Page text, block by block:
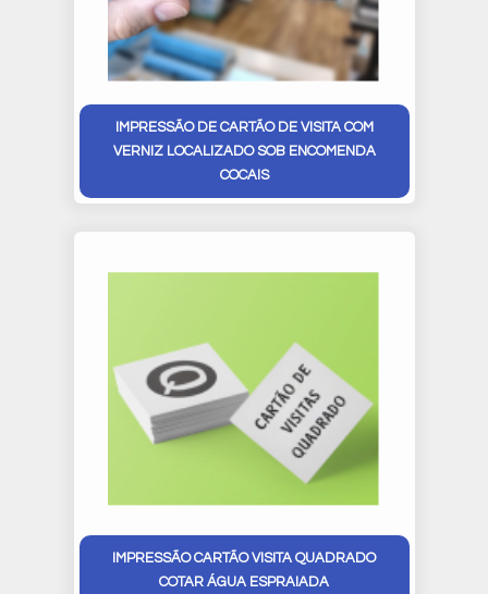
IMPRESSÃO DE CARTÃO DE VISITA COM
VERNIZ LOCALIZADO SOB ENCOMENDA
COCAIS
IMPRESSÃO CARTÃO VISITA QUADRADO
COTAR ÁGUA ESPRAIADA